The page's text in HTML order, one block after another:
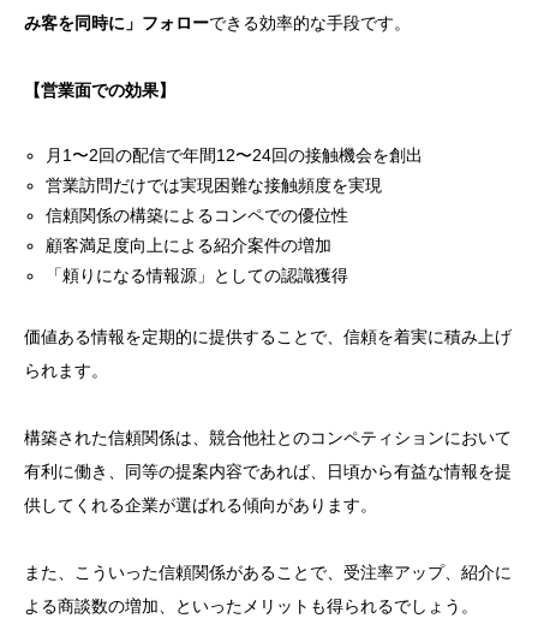
み客を同時に」フォローできる効率的な手段です。
【営業面での効果】
月1〜2回の配信で年間12〜24回の接触機会を創出
営業訪問だけでは実現困難な接触頻度を実現
信頼関係の構築によるコンペでの優位性
顧客満足度向上による紹介案件の増加
「頼りになる情報源」としての認識獲得
価値ある情報を定期的に提供することで、信頼を着実に積み上げ
られます。
構築された信頼関係は、競合他社とのコンペティションにおいて
有利に働き、同等の提案内容であれば、日頃から有益な情報を提
供してくれる企業が選ばれる傾向があります。
また、こういった信頼関係があることで、受注率アップ、紹介に
よる商談数の増加、といったメリットも得られるでしょう。